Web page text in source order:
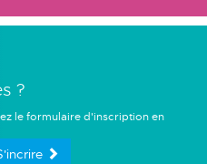
?
le formulaire d'inscription en